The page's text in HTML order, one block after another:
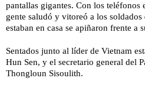
pantallas gigantes. Con los teléfonos
gente saludó y vitoreó a los
estaban en casa se apiñaron frente a
Sentados junto al líder de Vietnam
Hun Sen, y el secretario general del
Thongloun Sisoulith.